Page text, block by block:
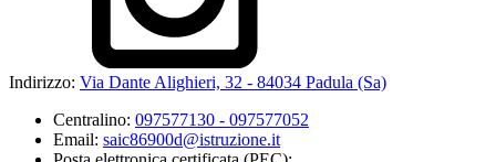
Indirizzo: Via Dante Alighieri, 32 - 84034 Padula (Sa)
Centralino: 097577130 - 097577052
Email: saic86900d@istruzione.it